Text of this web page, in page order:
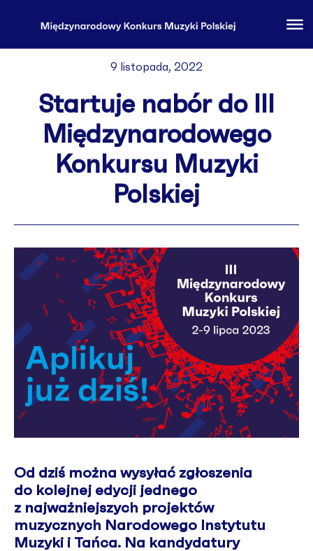
9 listopada, 2022
Startuje nabór do III
Międzynarodowego
Konkursu Muzyki
Polskiej
Od dziś można wysyłać zgłoszenia
do kolejnej edycji jednego
z najważniejszych projektów
muzycznych Narodowego Instytutu
Muzyki i Tańca. Na kandydatury